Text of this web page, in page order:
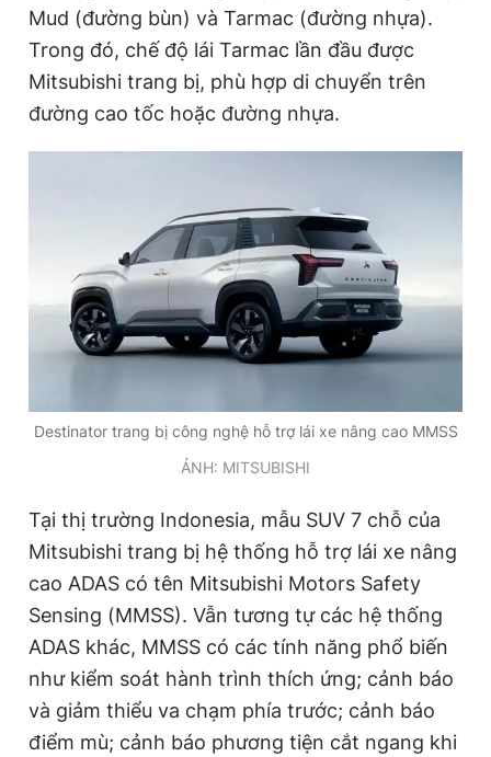
Mud (đường bùn) và Tarmac (đường nhựa).
Trong đó, chế độ lái Tarmac lần đầu được
Mitsubishi trang bị, phù hợp di chuyển trên
đường cao tốc hoặc đường nhựa.
Destinator trang bị công nghệ hỗ trợ lái xe nâng cao MMSS
ẢNH: MITSUBISHI
Tại thị trường Indonesia, mẫu SUV 7 chỗ của
Mitsubishi trang bị hệ thống hỗ trợ lái xe nâng
cao ADAS có tên Mitsubishi Motors Safety
Sensing (MMSS). Vẫn tương tự các hệ thống
ADAS khác, MMSS có các tính năng phổ biến
như kiểm soát hành trình thích ứng; cảnh báo
và giảm thiểu va chạm phía trước; cảnh báo
điểm mù; cảnh báo phương tiện cắt ngang khi